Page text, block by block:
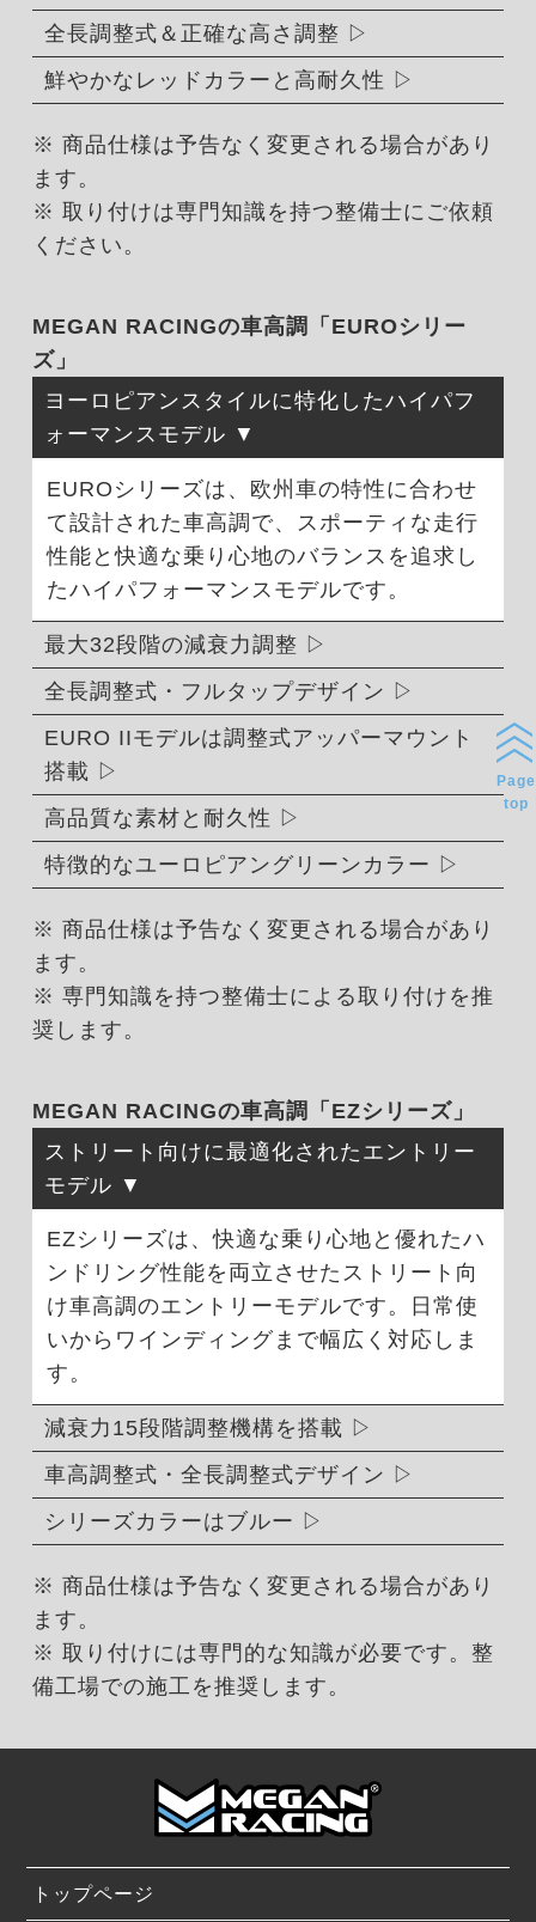
全長調整式＆正確な高さ調整
鮮やかなレッドカラーと高耐久性
※ 商品仕様は予告なく変更される場合があり
ます。
※ 取り付けは専門知識を持つ整備士にご依頼
ください。
MEGAN RACINGの車高調「EUROシリー
ズ」
ヨーロピアンスタイルに特化したハイパフ
ォーマンスモデル
EUROシリーズは、欧州車の特性に合わせ
て設計された車高調で、スポーティな走行
性能と快適な乗り心地のバランスを追求し
たハイパフォーマンスモデルです。
最大32段階の減衰力調整
全長調整式・フルタップデザイン
EURO IIモデルは調整式アッパーマウント
搭載
高品質な素材と耐久性
特徴的なユーロピアングリーンカラー
※ 商品仕様は予告なく変更される場合があり
ます。
※ 専門知識を持つ整備士による取り付けを推
奨します。
MEGAN RACINGの車高調「EZシリーズ」
ストリート向けに最適化されたエントリー
モデル
EZシリーズは、快適な乗り心地と優れたハ
ンドリング性能を両立させたストリート向
け車高調のエントリーモデルです。日常使
いからワインディングまで幅広く対応しま
す。
減衰力15段階調整機構を搭載
車高調整式・全長調整式デザイン
シリーズカラーはブルー
※ 商品仕様は予告なく変更される場合があり
ます。
※ 取り付けには専門的な知識が必要です。整
備工場での施工を推奨します。
トップページ
Page
top